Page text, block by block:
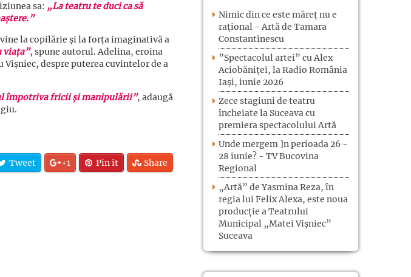
sa: „La teatru te duci ca să
la copilărie și la forța imaginativă a
viața”, spune autorul. Adelina, eroina
despre puterea cuvintelor de a
împotriva fricii și manipulării”, adaugă
Tweet +1 Pin it Share
Nimic din ce este măreț nu e
rațional - Artă de Tamara
Constantinescu
”Spectacolul artei” cu Alex
Aciobăniței, la Radio România
Iași, iunie 2026
Zece stagiuni de teatru
încheiate la Suceava cu
premiera spectacolului Artă
Unde mergem ]n perioada 26 -
28 iunie? - TV Bucovina
Regional
„Artă” de Yasmina Reza, în
regia lui Felix Alexa, este noua
producție a Teatrului
Municipal „Matei Vișniec”
Suceava